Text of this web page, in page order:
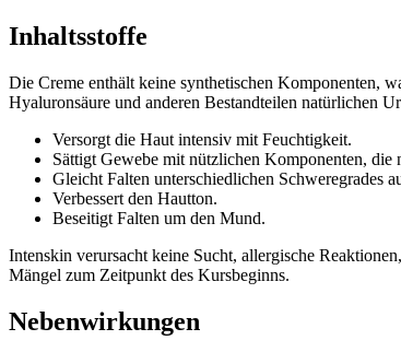
Inhaltsstoffe
Die Creme enthält keine synthetischen Komponenten,
Hyaluronsäure und anderen Bestandteilen natürlichen
Versorgt die Haut intensiv mit Feuchtigkeit.
Sättigt Gewebe mit nützlichen Komponenten,
Gleicht Falten unterschiedlichen Schweregrades
Verbessert den Hautton.
Beseitigt Falten um den Mund.
Intenskin verursacht keine Sucht, allergische
Mängel zum Zeitpunkt des Kursbeginns.
Nebenwirkungen